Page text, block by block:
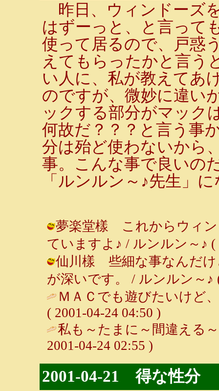
昨日、ウィンドーズ
はずーっと、と言って
使って居るので、戸惑
えてもらったかと言う
い人に、私が教えてあ
のですが、微妙に違い
ックする部分がマック
何故だ？？？と言う事
分は殆ど使わないから
事。こんな事で良いの
「ルンルン～♪先生」
夢楽堂樣 これからウィン
ていますよ♪ / ルンルン～♪ (
仙川樣 些細な事なんだけ
が深いです。 / ルンルン～♪
ＭＡＣでも遊びたいけど
( 2001-04-24 04:50 )
私も～たまに～間違える
2001-04-24 02:55 )
2001-04-21 得な性分